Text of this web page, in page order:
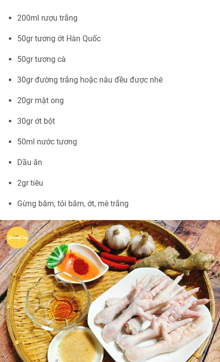
200ml rượu trắng
50gr tương ớt Hàn Quốc
50gr tương cà
30gr đường trắng hoặc nâu đều được nhé
20gr mật ong
30gr ớt bột
50ml nước tương
Dầu ăn
2gr tiêu
Gừng băm, tỏi băm, ớt, mè trắng